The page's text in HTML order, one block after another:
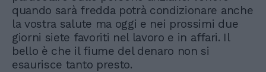
quando sarà fredda potrà condizionare anche
la vostra salute ma oggi e nei prossimi due
giorni siete favoriti nel lavoro e in affari. Il
bello è che il fiume del denaro non si
esaurisce tanto presto.